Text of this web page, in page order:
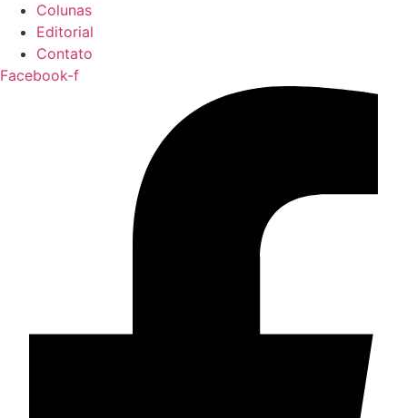
Colunas
Editorial
Contato
Facebook-f